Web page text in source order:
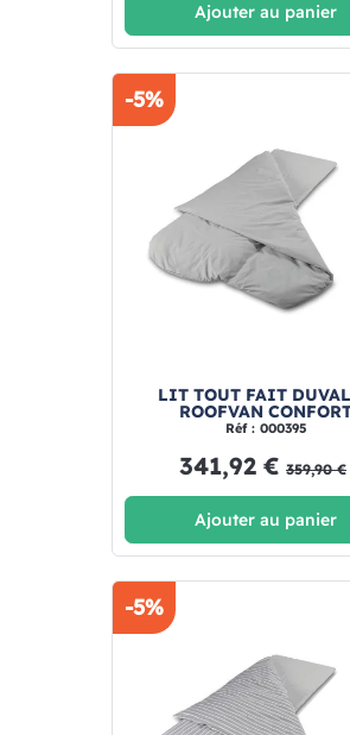
Ajouter au panier
-5%
LIT TOUT FAIT
ROOFVAN
Réf : 000395
341,92 € 359,90 €
Ajouter au panier
-5%